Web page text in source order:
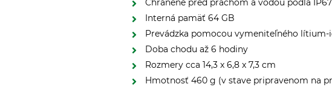
Chránené pred prachom a vodou podľa IP67
Interná pamäť 64 GB
Prevádzka pomocou vymeniteľného
Doba chodu až 6 hodiny
Rozmery cca 14,3 x 6,8 x 7,3 cm
Hmotnosť 460 g (v stave pripravenom na